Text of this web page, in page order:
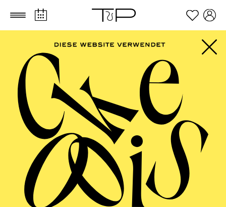
Zum Hauptinhalt springen Zum Footer springen